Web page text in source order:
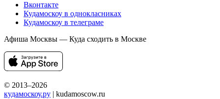
Вконтакте
Кудамоскоу в однокласниках
Кудамоскоу в телеграме
Афиша Москвы — Куда сходить в Москве
© 2013–2026
кудамоскоу.ру | kudamoscow.ru